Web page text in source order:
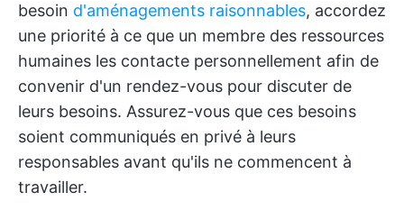
besoin d'aménagements raisonnables, accordez
une priorité à ce que un membre des ressources
humaines les contacte personnellement afin de
convenir d'un rendez-vous pour discuter de
leurs besoins. Assurez-vous que ces besoins
soient communiqués en privé à leurs
responsables avant qu'ils ne commencent à
travailler.